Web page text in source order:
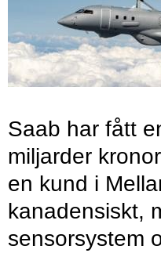
Saab har fått
miljarder
en kund i
kanadensiskt,
sensorsystem